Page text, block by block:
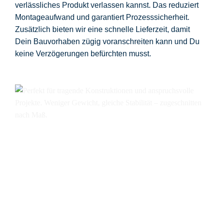
verlässliches Produkt verlassen kannst. Das reduziert
Montageaufwand und garantiert Prozesssicherheit.
Zusätzlich bieten wir eine schnelle Lieferzeit, damit
Dein Bauvorhaben zügig voranschreiten kann und Du
keine Verzögerungen befürchten musst.